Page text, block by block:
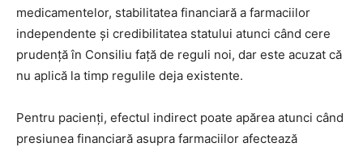
medicamentelor, stabilitatea financiară a farmaciilor
independente și credibilitatea statului atunci când cere
prudență în Consiliu față de reguli noi, dar este acuzat că
nu aplică la timp regulile deja existente.
Pentru pacienți, efectul indirect poate apărea atunci când
presiunea financiară asupra farmaciilor afectează